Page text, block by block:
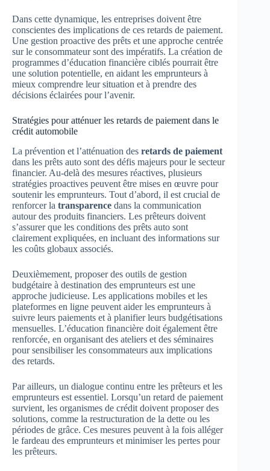
Dans cette dynamique, les entreprises doivent être
conscientes des implications de ces retards de paiement.
Une gestion proactive des prêts et une approche centrée
sur le consommateur sont des impératifs. La création de
programmes d’éducation financière ciblés pourrait être
une solution potentielle, en aidant les emprunteurs à
mieux comprendre leur situation et à prendre des
décisions éclairées pour l’avenir.
Stratégies pour atténuer les retards de paiement dans le
crédit automobile
La prévention et l’atténuation des retards de paiement
dans les prêts auto sont des défis majeurs pour le secteur
financier. Au-delà des mesures réactives, plusieurs
stratégies proactives peuvent être mises en œuvre pour
soutenir les emprunteurs. Tout d’abord, il est crucial de
renforcer la transparence dans la communication
autour des produits financiers. Les prêteurs doivent
s’assurer que les conditions des prêts auto sont
clairement expliquées, en incluant des informations sur
les coûts globaux associés.
Deuxièmement, proposer des outils de gestion
budgétaire à destination des emprunteurs est une
approche judicieuse. Les applications mobiles et les
plateformes en ligne peuvent aider les emprunteurs à
suivre leurs paiements et à planifier leurs budgétisations
mensuelles. L’éducation financière doit également être
renforcée, en organisant des ateliers et des séminaires
pour sensibiliser les consommateurs aux implications
des retards.
Par ailleurs, un dialogue continu entre les prêteurs et les
emprunteurs est essentiel. Lorsqu’un retard de paiement
survient, les organismes de crédit doivent proposer des
solutions, comme la restructuration de la dette ou les
périodes de grâce. Ces mesures peuvent à la fois alléger
le fardeau des emprunteurs et minimiser les pertes pour
les prêteurs.